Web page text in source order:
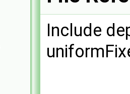
Include